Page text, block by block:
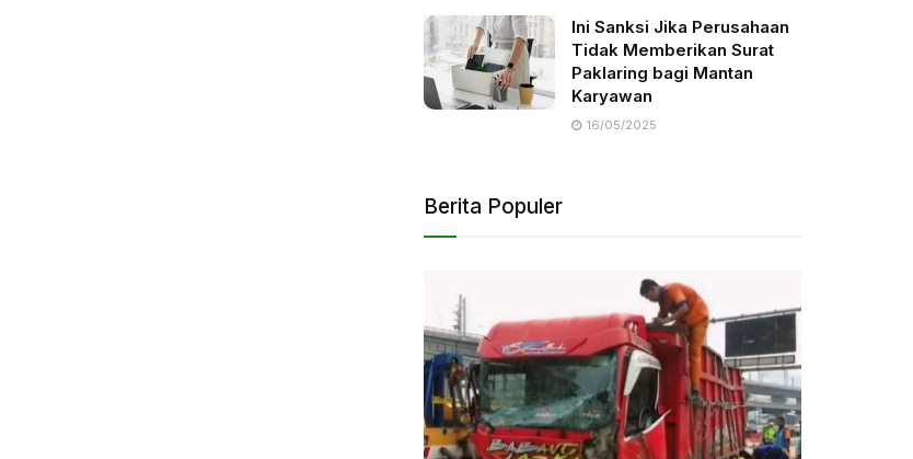
Ini Sanksi Jika Perusahaan
Tidak Memberikan Surat
Paklaring bagi Mantan
Karyawan
16/05/2025
Berita Populer